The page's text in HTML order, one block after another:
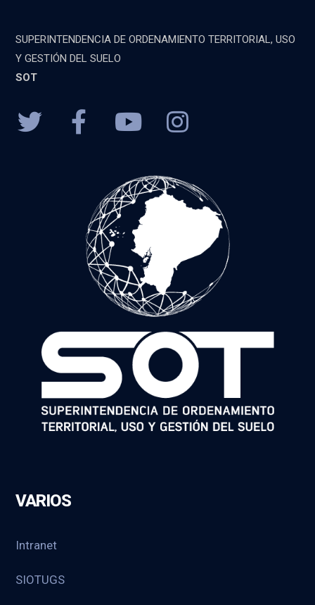
SUPERINTENDENCIA DE ORDENAMIENTO TERRITORIAL, USO
Y GESTIÓN DEL SUELO
SOT
VARIOS
Intranet
SIOTUGS